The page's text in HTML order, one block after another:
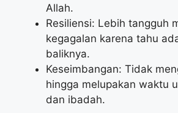
Allah.
Resiliensi: Lebih tangguh
kegagalan karena tahu
baliknya.
Keseimbangan: Tidak
hingga melupakan waktu
dan ibadah.